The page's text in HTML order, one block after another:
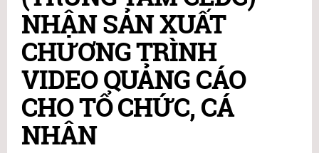
NHẬN SẢN XUẤT
CHƯƠNG TRÌNH
VIDEO QUẢNG CÁO
CHO TỔ CHỨC, CÁ
NHÂN